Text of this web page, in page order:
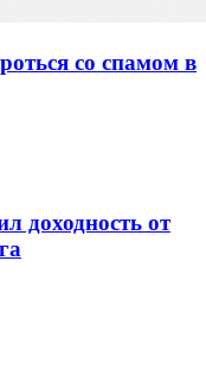
со спамом в
доходность от